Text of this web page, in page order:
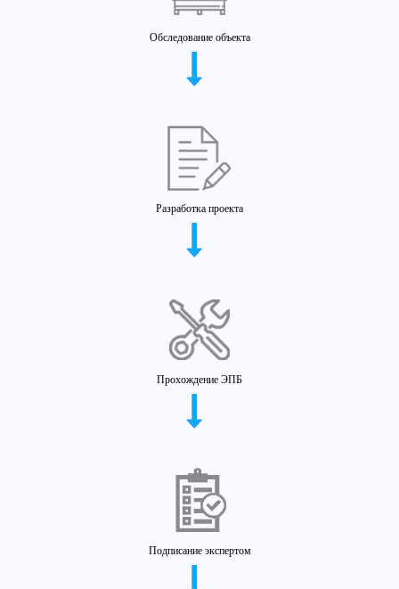
Обследование объекта
Разработка проекта
Прохождение ЭПБ
Подписание экспертом